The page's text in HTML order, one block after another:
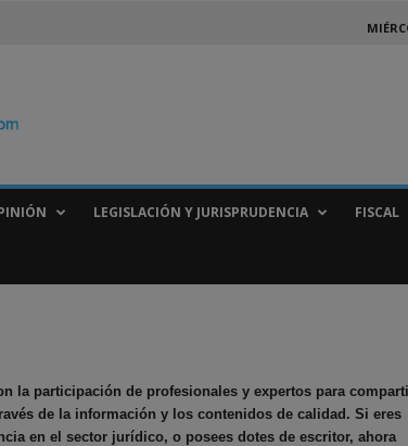
LEGISLACIÓN Y JURISPRUDENCIA FISCAL
la participación de profesionales y expertos para
de la información y los contenidos de calidad. Si eres
en el sector jurídico, o posees dotes de escritor, ahora